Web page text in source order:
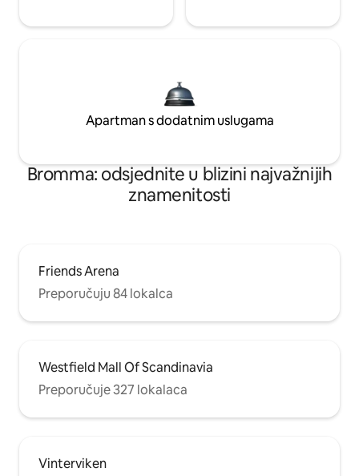
Apartman s dodatnim uslugama
Bromma: odsjednite u blizini najvažnijih
znamenitosti
Friends Arena
Preporučuju 84 lokalca
Westfield Mall Of Scandinavia
Preporučuje 327 lokalaca
Vinterviken